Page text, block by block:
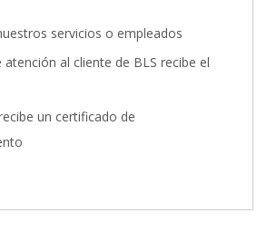
servicios o empleados
atención al cliente de BLS recibe el
un certificado de